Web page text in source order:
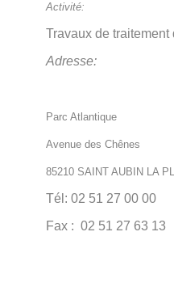
Activité:
Travaux de traitement
Adresse:
Parc Atlantique
Avenue des Chênes
85210 SAINT AUBIN LA
Tél: 02 51 27 00 00
Fax : 02 51 27 63 13